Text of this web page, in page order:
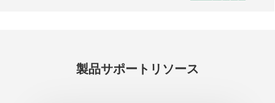
製品サポート リソース